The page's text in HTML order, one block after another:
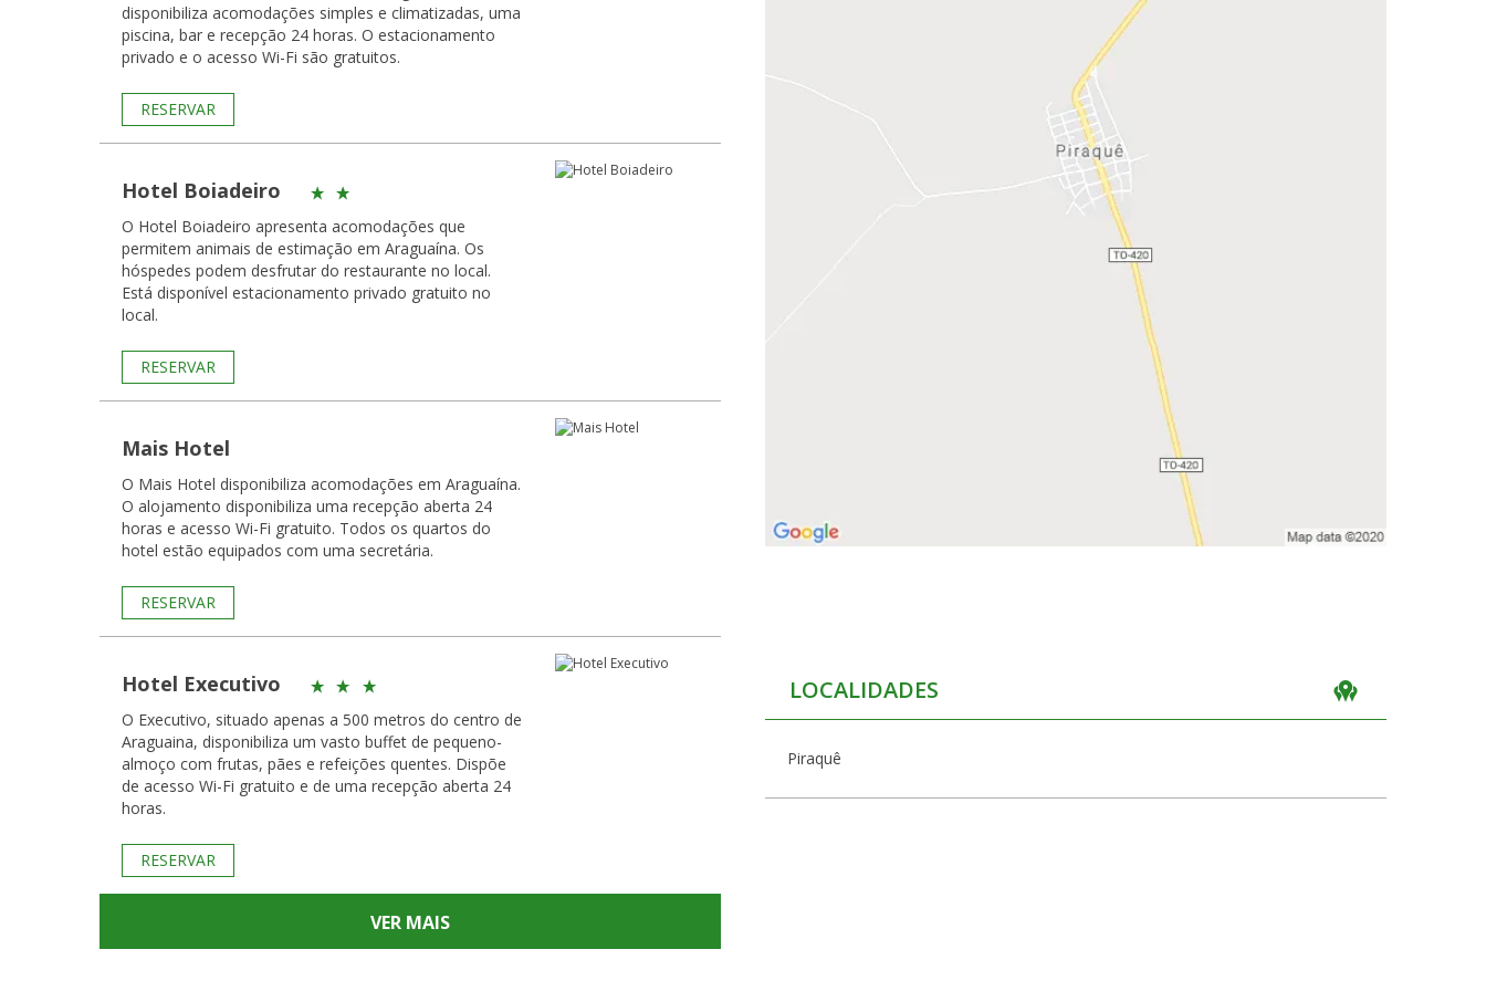
disponibiliza acomodações simples e climatizadas, uma
piscina, bar e recepção 24 horas. O estacionamento
privado e o acesso Wi-Fi são gratuitos.
RESERVAR
Hotel Boiadeiro
O Hotel Boiadeiro apresenta acomodações que
permitem animais de estimação em Araguaína. Os
hóspedes podem desfrutar do restaurante no local.
Está disponível estacionamento privado gratuito no
local.
RESERVAR
Mais Hotel
O Mais Hotel disponibiliza acomodações em Araguaína.
O alojamento disponibiliza uma recepção aberta 24
horas e acesso Wi-Fi gratuito. Todos os quartos do
hotel estão equipados com uma secretária.
RESERVAR
Hotel Executivo
O Executivo, situado apenas a 500 metros do centro de
Araguaina, disponibiliza um vasto buffet de pequeno-
almoço com frutas, pães e refeições quentes. Dispõe
de acesso Wi-Fi gratuito e de uma recepção aberta 24
horas.
RESERVAR
VER MAIS
LOCALIDADES
Piraquê